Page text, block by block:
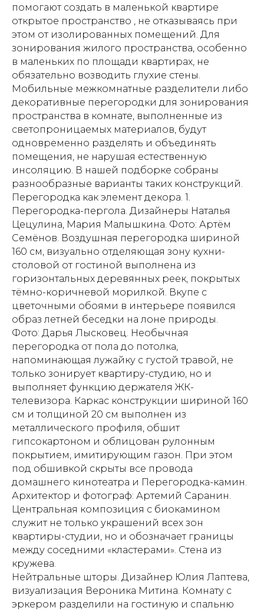
помогают создать в маленькой квартире
открытое пространство , не отказываясь при
этом от изолированных помещений. Для
зонирования жилого пространства, особенно
в маленьких по площади квартирах, не
обязательно возводить глухие стены.
Мобильные межкомнатные разделители либо
декоративные перегородки для зонирования
пространства в комнате, выполненные из
светопроницаемых материалов, будут
одновременно разделять и объединять
помещения, не нарушая естественную
инсоляцию. В нашей подборке собраны
разнообразные варианты таких конструкций.
Перегородка как элемент декора. 1.
Перегородка-пергола. Дизайнеры Наталья
Цецулина, Мария Малышкина. Фото: Артём
Семёнов. Воздушная перегородка шириной
160 см, визуально отделяющая зону кухни-
столовой от гостиной выполнена из
горизонтальных деревянных реек, покрытых
тёмно-коричневой морилкой. Вкупе с
цветочными обоями в интерьере появился
образ летней беседки на лоне природы.
Фото: Дарья Лысковец. Необычная
перегородка от пола до потолка,
напоминающая лужайку с густой травой, не
только зонирует квартиру-студию, но и
выполняет функцию держателя ЖК-
телевизора. Каркас конструкции шириной 160
см и толщиной 20 см выполнен из
металлического профиля, обшит
гипсокартоном и облицован рулонным
покрытием, имитирующим газон. При этом
под обшивкой скрыты все провода
домашнего кинотеатра и Перегородка-камин.
Архитектор и фотограф: Артемий Саранин.
Центральная композиция с биокамином
служит не только украшений всех зон
квартиры-студии, но и обозначает границы
между соседними «кластерами». Стена из
кружева.
Нейтральные шторы. Дизайнер Юлия Лаптева,
визуализация Вероника Митина. Комнату с
эркером разделили на гостиную и спальню